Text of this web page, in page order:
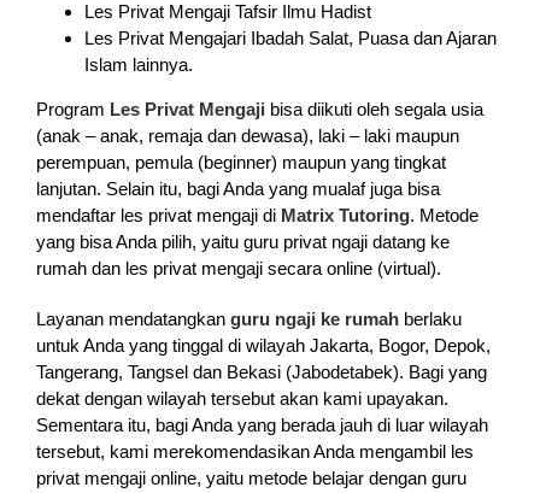
Les Privat Mengaji Tafsir Ilmu Hadist
Les Privat Mengajari Ibadah Salat, Puasa dan Ajaran
Islam lainnya.
Program Les Privat Mengaji bisa diikuti oleh segala usia
(anak – anak, remaja dan dewasa), laki – laki maupun
perempuan, pemula (beginner) maupun yang tingkat
lanjutan. Selain itu, bagi Anda yang mualaf juga bisa
mendaftar les privat mengaji di Matrix Tutoring. Metode
yang bisa Anda pilih, yaitu guru privat ngaji datang ke
rumah dan les privat mengaji secara online (virtual).
Layanan mendatangkan guru ngaji ke rumahberlaku
untuk Anda yang tinggal di wilayah Jakarta, Bogor, Depok,
Tangerang, Tangsel dan Bekasi (Jabodetabek). Bagi yang
dekat dengan wilayah tersebut akan kami upayakan.
Sementara itu, bagi Anda yang berada jauh di luar wilayah
tersebut, kami merekomendasikan Anda mengambil les
privat mengaji online, yaitu metode belajar dengan guru